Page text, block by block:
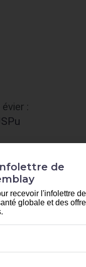
:
de
recevoir l'infolettre de
globale et des